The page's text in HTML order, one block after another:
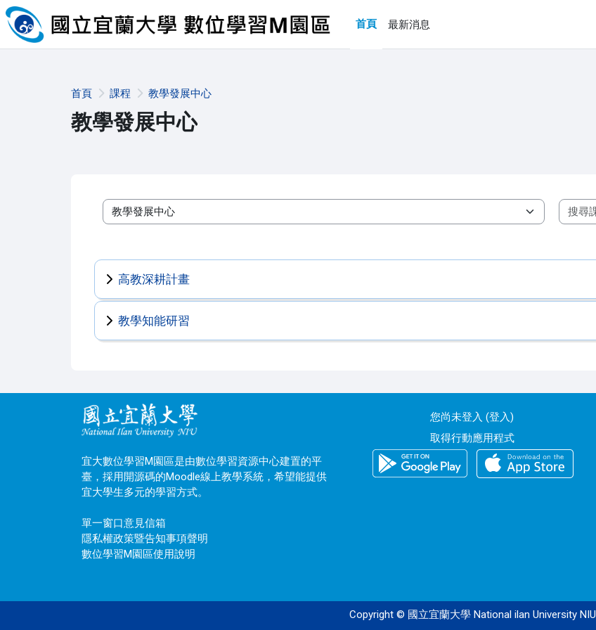
跳至主內容
首頁
最新消息
首頁 課程 教學發展中心
教學發展中心
課程類別
高教深耕計畫
教學知能研習
宜大數位學習M園區是由數位學習資源中心建置的平
臺，採用開源碼的Moodle線上教學系統，希望能提供
宜大學生多元的學習方式。
單一窗口意見信箱
隱私權政策暨告知事項聲明
數位學習M園區使用說明
您尚未登入 (登入)
取得行動應用程式
Copyright © 國立宜蘭大學 National ilan University NIU